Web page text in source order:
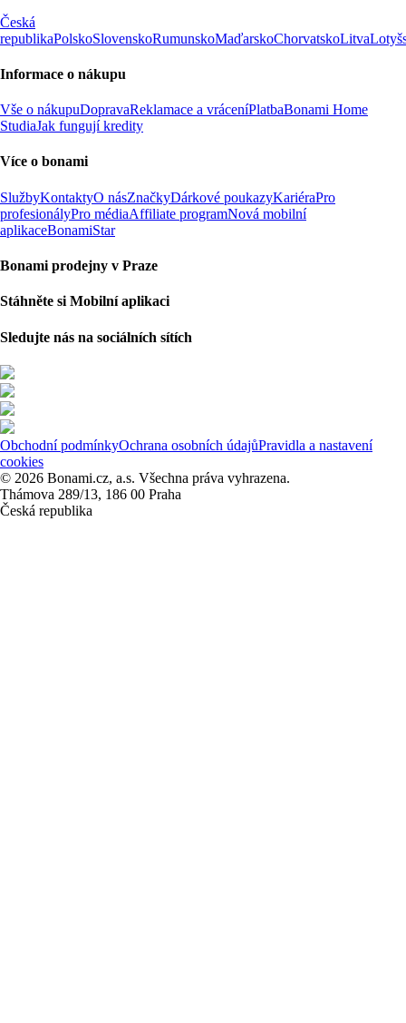
Česká
republikaPolskoSlovenskoRumunskoMaďarskoChorvatskoLitva
Informace o nákupu
Vše o nákupuDopravaReklamace a vráceníPlatbaBonami Home
StudiaJak fungují kredity
Více o bonami
SlužbyKontaktyO násZnačkyDárkové poukazyKariéraPro
profesionályPro médiaAffiliate programNová mobilní
aplikaceBonamiStar
Bonami prodejny v Praze
Stáhněte si Mobilní aplikaci
Sledujte nás na sociálních sítích
Obchodní podmínkyOchrana osobních údajůPravidla a nastavení
cookies
© 2026 Bonami.cz, a.s. Všechna práva vyhrazena.
Thámova 289/13, 186 00 Praha
Česká republika